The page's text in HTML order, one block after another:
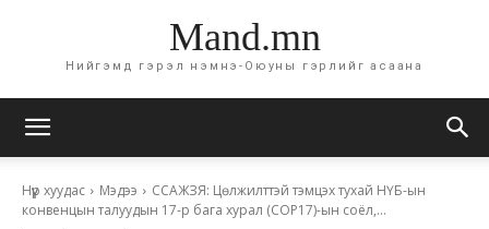
Mand.mn
Нийгэмд гэрэл нэмнэ-Оюуны гэрлийг асаана
Нүүр хуудас Мэдээ
ССАЖЗЯ: Цөлжилттэй тэмцэх тухай НҮБ-ын
конвенцын талуудын 17-р бага хурал (СОР17)-ын соёл,...